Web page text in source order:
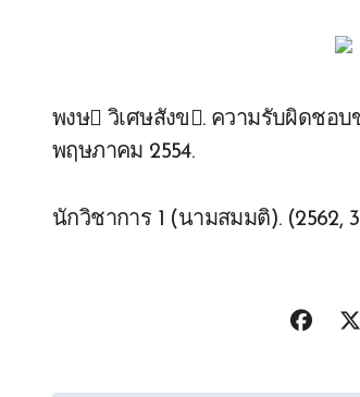
พงษ วิเศษสังข. ความรับผิดชอบ
พฤษภาคม 2554.
นักวิชาการ 1 (นามสมมติ). (2562,